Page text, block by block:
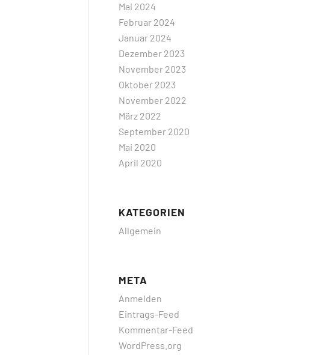
Mai 2024
Februar 2024
Januar 2024
Dezember 2023
November 2023
Oktober 2023
November 2022
März 2022
September 2020
Mai 2020
April 2020
KATEGORIEN
Allgemein
META
Anmelden
Eintrags-Feed
Kommentar-Feed
WordPress.org